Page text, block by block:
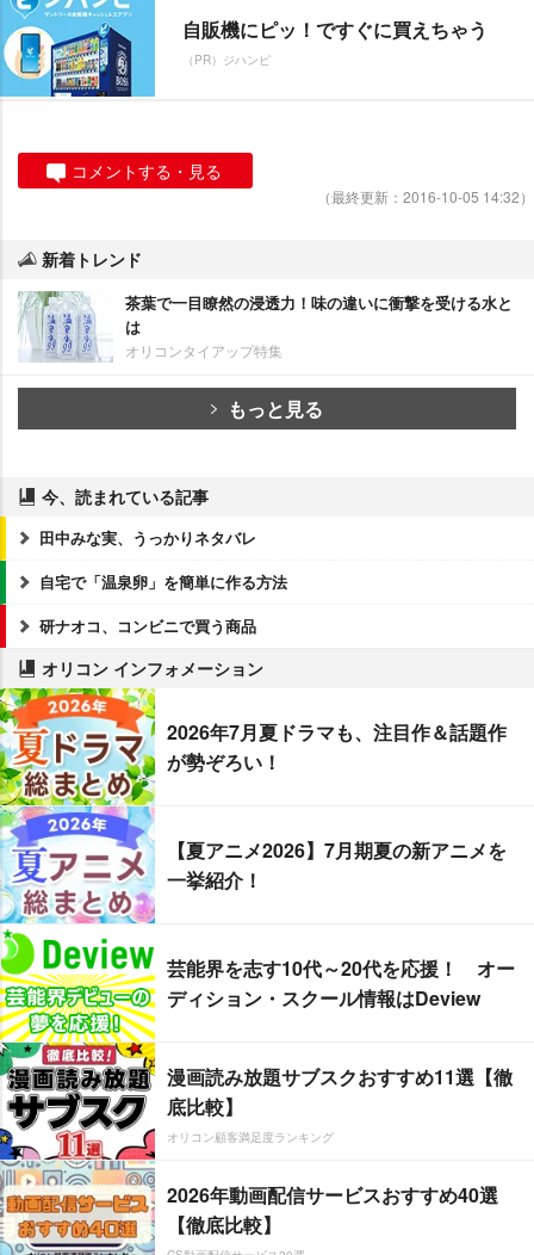
自販機にピッ！ですぐに買えちゃう
（PR）ジハンピ
コメントする・見る
（最終更新：2016-10-05 14:32）
新着トレンド
茶葉で一目瞭然の浸透力！味の違いに衝撃を受ける水と
は
オリコンタイアップ特集
もっと見る
今、読まれている記事
田中みな実、うっかりネタバレ
自宅で「温泉卵」を簡単に作る方法
研ナオコ、コンビニで買う商品
オリコン インフォメーション
2026年7月夏ドラマも、注目作＆話題作
が勢ぞろい！
【夏アニメ2026】7月期夏の新アニメを
一挙紹介！
芸能界を志す10代～20代を応援！ オー
ディション・スクール情報はDeview
漫画読み放題サブスクおすすめ11選【徹
底比較】
オリコン顧客満足度ランキング
2026年動画配信サービスおすすめ40選
【徹底比較】